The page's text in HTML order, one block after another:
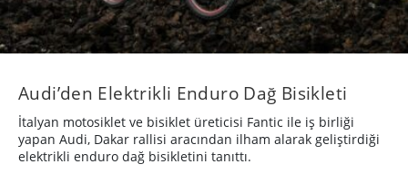
Audi’den Elektrikli Enduro Dağ Bisikleti
İtalyan motosiklet ve bisiklet üreticisi Fantic ile iş birliği
yapan Audi, Dakar rallisi aracından ilham alarak geliştirdiği
elektrikli enduro dağ bisikletini tanıttı.